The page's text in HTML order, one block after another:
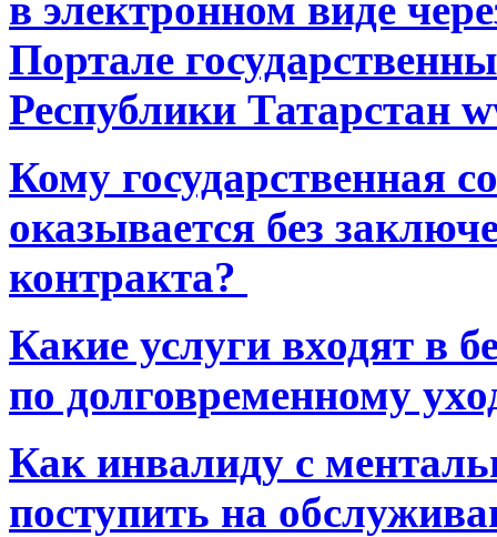
Портале
Республики Татарстан
Кому государственная
оказывается без
контракта?
Какие услуги входят в
по долговременному
Как инвалиду с
поступить на